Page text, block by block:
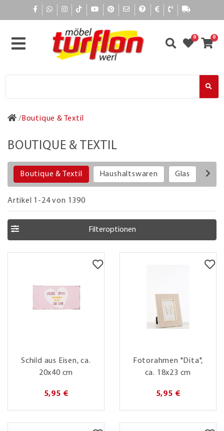
0 0
Boutique & Textil
BOUTIQUE & TEXTIL
Boutique & Textil Haushaltswaren Glas
Artikel 1-24 von 1390
Filteroptionen
Schild aus Eisen, ca.
20x40 cm
5,95 €
Fotorahmen "Dita",
ca. 18x23 cm
5,95 €